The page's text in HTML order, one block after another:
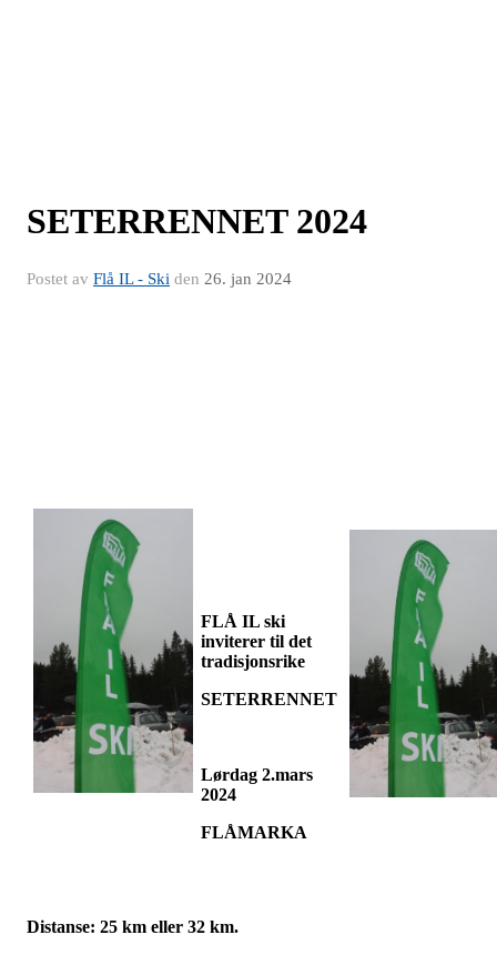
SETERRENNET 2024
Postet av Flå IL - Ski den 26. jan 2024
FLÅ IL ski
inviterer til det
tradisjonsrike
SETERRENNET
Lørdag 2.mars
2024
FLÅMARKA
Distanse: 25 km eller 32 km.